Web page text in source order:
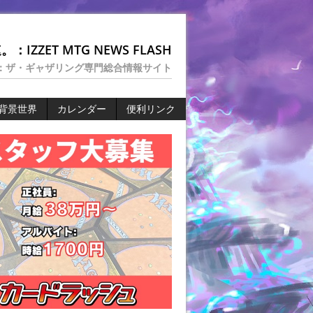
：IZZET MTG NEWS FLASH
ザ・ギャザリング専門総合情報サイト
景世界 カレンダー 便利リンク